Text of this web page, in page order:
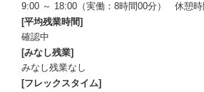
9:00 ～ 18:00（実働：8時間00分） 休憩時
[平均残業時間]
確認中
[みなし残業]
みなし残業なし
[フレックスタイム]